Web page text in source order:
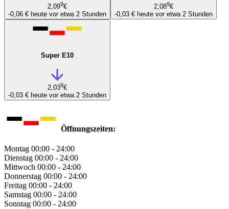
2,099€
-0,06 € heute vor etwa 2 Stunden
2,089€
-0,03 € heute vor etwa 2 Stunden
Super E10
2,039€
-0,03 € heute vor etwa 2 Stunden
Öffnungszeiten:
Montag 00:00 - 24:00
Dienstag 00:00 - 24:00
Mittwoch 00:00 - 24:00
Donnerstag 00:00 - 24:00
Freitag 00:00 - 24:00
Samstag 00:00 - 24:00
Sonntag 00:00 - 24:00